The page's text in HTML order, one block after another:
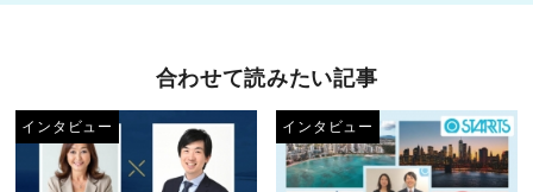
合わせて読みたい記事
インタビュー インタビュー